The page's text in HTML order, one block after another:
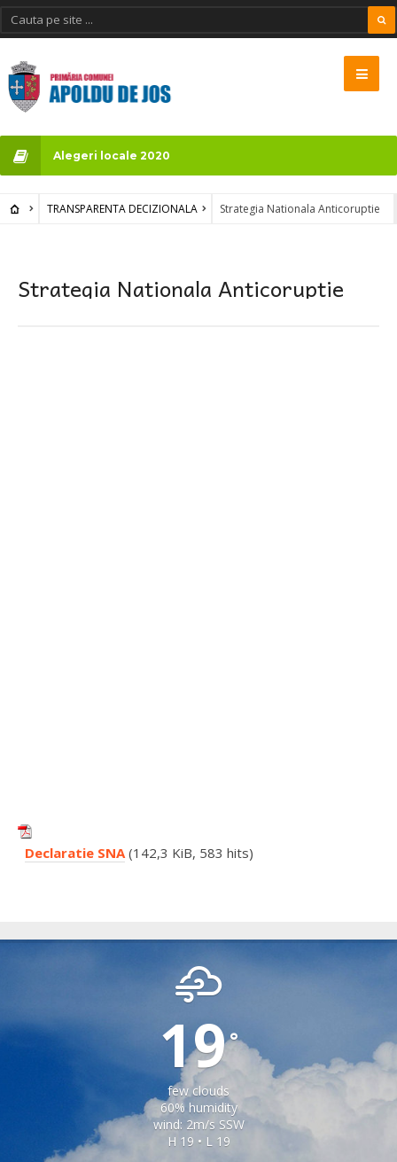
Alegeri locale 2020
TRANSPARENTA DECIZIONALA Strategia Nationala Anticoruptie
Strategia Nationala Anticoruptie
Declaratie SNA (142,3 KiB, 583 hits)
19°
few clouds
60% humidity
wind: 2m/s SSW
H 19 • L 19